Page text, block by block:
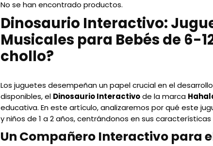
No se han encontrado productos.
Dinosaurio Interactivo:
Musicales para Bebés de 6-
chollo?
Los juguetes desempeñan un papel crucial en el
disponibles, el Dinosaurio Interactivode la marca
educativa. En este artículo, analizaremos por qué este
y niños de 1 a 2 años, centrándonos en sus
Un Compañero Interactivo para